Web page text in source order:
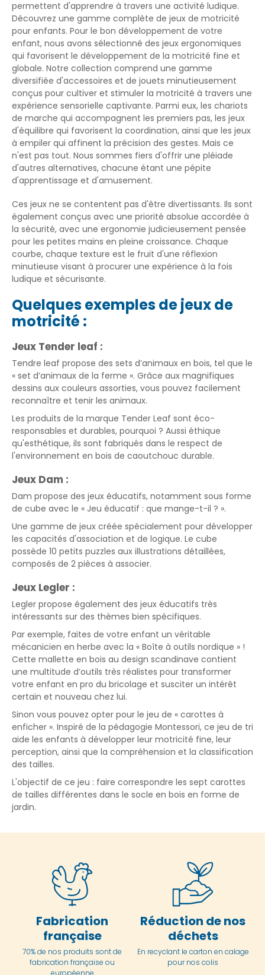
permettent d'apprendre à travers une activité ludique.
Découvrez une gamme complète de jeux de motricité
pour enfants. Pour le bon développement de votre
enfant, nous avons sélectionné des jeux ergonomiques
qui favorisent le développement de la motricité fine et
globale. Notre collection comprend une gamme
diversifiée d'accessoires et de jouets minutieusement
conçus pour cultiver et stimuler la motricité à travers une
expérience sensorielle captivante. Parmi eux, les chariots
de marche qui accompagnent les premiers pas, les jeux
d'équilibre qui favorisent la coordination, ainsi que les jeux
à empiler qui affinent la précision des gestes. Mais ce
n'est pas tout. Nous sommes fiers d'offrir une pléiade
d'autres alternatives, chacune étant une pépite
d'apprentissage et d'amusement.
Ces jeux ne se contentent pas d'être divertissants. Ils sont
également conçus avec une priorité absolue accordée à
la sécurité, avec une ergonomie judicieusement pensée
pour les petites mains en pleine croissance. Chaque
courbe, chaque texture est le fruit d'une réflexion
minutieuse visant à procurer une expérience à la fois
ludique et sécurisante.
Quelques exemples de jeux de
motricité :
Jeux Tender leaf :
Tendre leaf propose des sets d’animaux en bois, tel que le
« set d’animaux de la ferme ». Grâce aux magnifiques
dessins aux couleurs assorties, vous pouvez facilement
reconnaître et tenir les animaux.
Les produits de la marque Tender Leaf sont éco-
responsables et durables, pourquoi ? Aussi éthique
qu'esthétique, ils sont fabriqués dans le respect de
l'environnement en bois de caoutchouc durable.
Jeux Dam :
Dam propose des jeux éducatifs, notamment sous forme
de cube avec le « Jeu éducatif : que mange-t-il ? ».
Une gamme de jeux créée spécialement pour développer
les capacités d'association et de logique. Le cube
possède 10 petits puzzles aux illustrations détaillées,
composés de 2 pièces à associer.
Jeux Legler :
Legler propose également des jeux éducatifs très
intéressants sur des thèmes bien spécifiques.
Par exemple, faites de votre enfant un véritable
mécanicien en herbe avec la « Boîte à outils nordique » !
Cette mallette en bois au design scandinave contient
une multitude d’outils très réalistes pour transformer
votre enfant en pro du bricolage et susciter un intérêt
certain et nouveau chez lui.
Sinon vous pouvez opter pour le jeu de « carottes à
enficher ». Inspiré de la pédagogie Montessori, ce jeu de tri
aide les enfants à développer leur motricité fine, leur
perception, ainsi que la compréhension et la classification
des tailles.
L'objectif de ce jeu : faire correspondre les sept carottes
de tailles différentes dans le socle en bois en forme de
jardin.
Fabrication
française
70% de nos produits sont de
fabrication française ou
européenne
Réduction de nos
déchets
En recyclant le carton en calage
pour nos colis